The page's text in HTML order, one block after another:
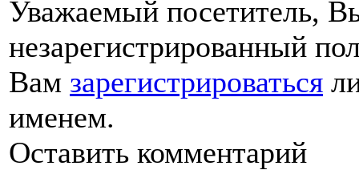
Уважаемый посетитель,
незарегистрированный
Вам зарегистрироваться
именем.
Оставить комментарий